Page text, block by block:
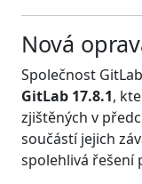
Nová
Společnost
GitLab 17.8.1,
zjištěných v
součástí jejich
spolehlivá řešení